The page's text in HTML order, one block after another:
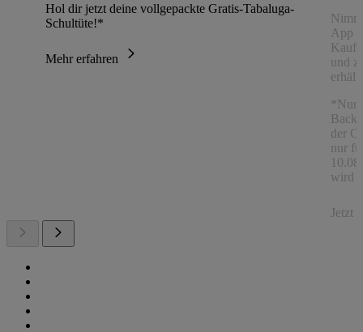
Hol dir jetzt deine vollgepackte Gratis-Tabaluga-
Schultüte!*
Mehr erfahren
App
und
*Nur
der
nur
wird
Jetzt